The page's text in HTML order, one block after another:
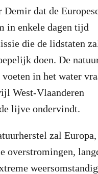
dat de
in enkele dagen tijd
die de lidstaten
doen. De
in het water
West-Vlaanderen
lijve ondervindt.
zal Europa,
overstromingen,